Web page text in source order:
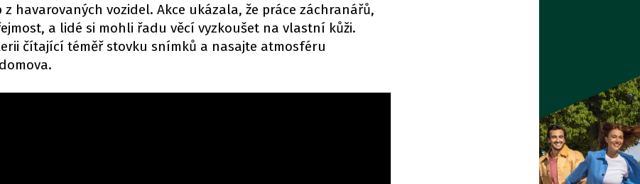
havarovaných vozidel. Akce ukázala, že práce záchranářů,
a lidé si mohli řadu věcí vyzkoušet na vlastní kůži.
čítající téměř stovku snímků a nasajte atmosféru